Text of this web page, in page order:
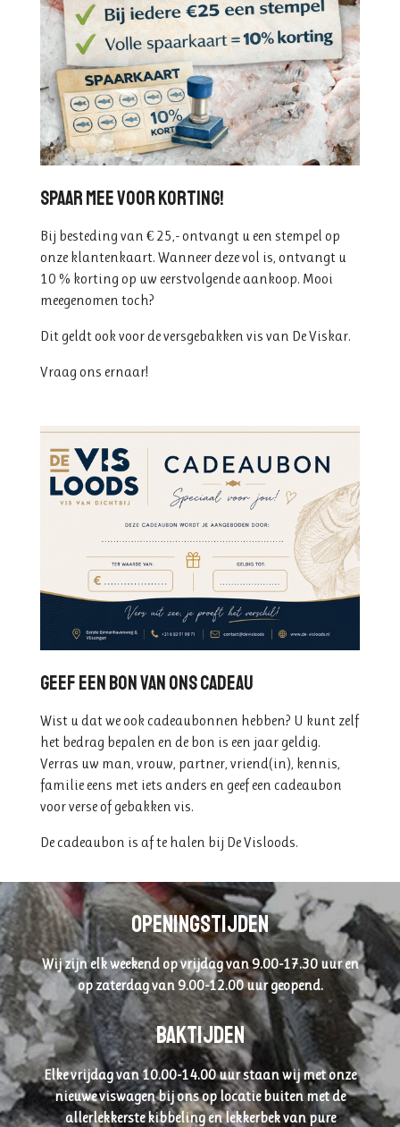
Spaar mee voor korting!
Bij besteding van € 25,- ontvangt u een stempel op
onze klantenkaart. Wanneer deze vol is, ontvangt u
10 % korting op uw eerstvolgende aankoop. Mooi
meegenomen toch?
Dit geldt ook voor de versgebakken vis van De Viskar.
Vraag ons ernaar!
Geef een bon van ons cadeau
Wist u dat we ook cadeaubonnen hebben? U kunt zelf
het bedrag bepalen en de bon is een jaar geldig.
Verras uw man, vrouw, partner, vriend(in), kennis,
familie eens met iets anders en geef een cadeaubon
voor verse of gebakken vis.
De cadeaubon is af te halen bij De Visloods.
Openingstijden
Wij zijn elk weekend op vrijdag van 9.00-17.30 uur en
op zaterdag van 9.00-12.00 uur geopend.
Baktijden
Elke vrijdag van 10.00-14.00 uur staan wij met onze
nieuwe viswagen bij ons op locatie buiten met de
allerlekkerste kibbeling en lekkerbek van pure